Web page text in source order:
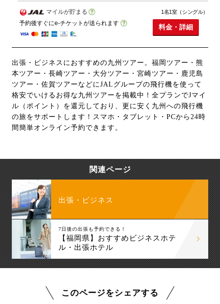
マイルが貯まる
予約後すぐにe-チケットが送られます
1名1室（シングル）
料金・詳細
出張・ビジネスにおすすめの九州ツアー。福岡ツアー・熊
本ツアー・長崎ツアー・大分ツアー・宮崎ツアー・鹿児島
ツアー・佐賀ツアーなどにJALグループの飛行機を使って
格安でいけるお得な九州ツアーを掲載中！全プランでJマイ
ル（ポイント）を還元しており、更に安く九州への飛行機
の旅をサポートします！スマホ・タブレット・PCから24時
間簡単オンライン予約できます。
関連ページ
出張・ビジネス
7日後の出張も予約できる！
【福岡県】おすすめビジネスホテ
ル・出張ホテル
このページをシェアする